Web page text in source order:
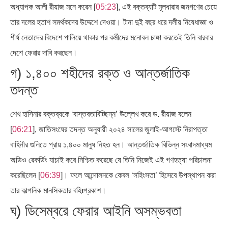
অধ্যাপক আলী রীয়াজ মনে করেন [05:23], এই বক্তব্যটি মূলধারার জনগণের চেয়ে
তার দলের হতাশ সমর্থকদের উদ্দেশে দেওয়া। টানা দুই বছর ধরে দলীয় নিষেধাজ্ঞা ও
শীর্ষ নেতাদের বিদেশে পালিয়ে থাকার পর কর্মীদের মনোবল চাঙ্গা করতেই তিনি বারবার
দেশে ফেরার দাবি করছেন।
গ) ১,৪০০ শহীদের রক্ত ও আন্তর্জাতিক
তদন্ত
শেখ হাসিনার বক্তব্যকে ‘বাস্তবতাবিচ্ছিন্ন’ উল্লেখ করে ড. রীয়াজ বলেন
[06:21], জাতিসংঘের তদন্ত অনুযায়ী ২০২৪ সালের জুলাই-আগস্টে নিরাপত্তা
বাহিনীর গুলিতে প্রায় ১,৪০০ মানুষ নিহত হন। আন্তর্জাতিক বিভিন্ন সংবাদমাধ্যম
অডিও রেকর্ডিং যাচাই করে নিশ্চিত করেছে যে তিনি নিজেই এই গণহত্যা পরিচালনা
করেছিলেন [06:39]। ফলে আন্দোলনকে কেবল ‘সহিংসতা’ হিসেবে উপস্থাপন করা
তার কাল্পনিক মানসিকতার বহিঃপ্রকাশ।
ঘ) ডিসেম্বরে ফেরার আইনি অসম্ভবতা